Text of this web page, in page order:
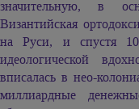
значительную, в
Византийская
на Руси, и спустя
идеологической
вписалась в нео-
миллиардные